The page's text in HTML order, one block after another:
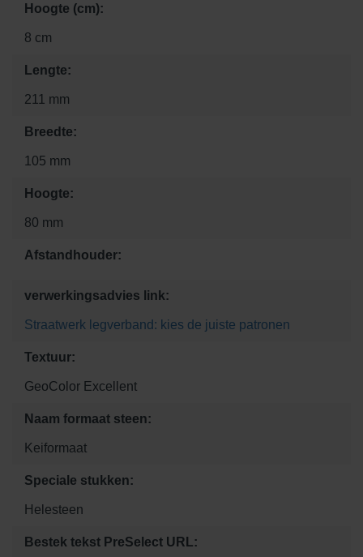
Hoogte (cm):
8 cm
Lengte:
211 mm
Breedte:
105 mm
Hoogte:
80 mm
Afstandhouder:
verwerkingsadvies link:
Straatwerk legverband: kies de juiste patronen
Textuur:
GeoColor Excellent
Naam formaat steen:
Keiformaat
Speciale stukken:
Helesteen
Bestek tekst PreSelect URL: